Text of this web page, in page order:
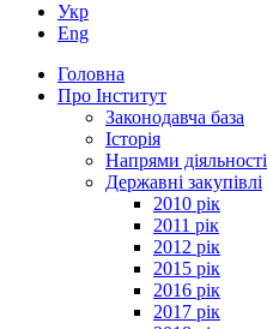
Укр
Eng
Головна
Про Інститут
Законодавча база
Історія
Напрями діяльності
Державні закупівлі
2010 рік
2011 рік
2012 рік
2015 рік
2016 рік
2017 рік